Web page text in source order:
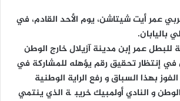
عمر أيت شيتاشن، يوم الأحد القادم، في
باليابان.
عمر إبن مدينة آزيلال خارج الوطن
في إنتظار تحقيق رقم يؤهله للمشاركة في
الفوز بهذا السباق و رفع الراية الوطنية
و النادي أولمبيك خريبگة الذي ينتمي